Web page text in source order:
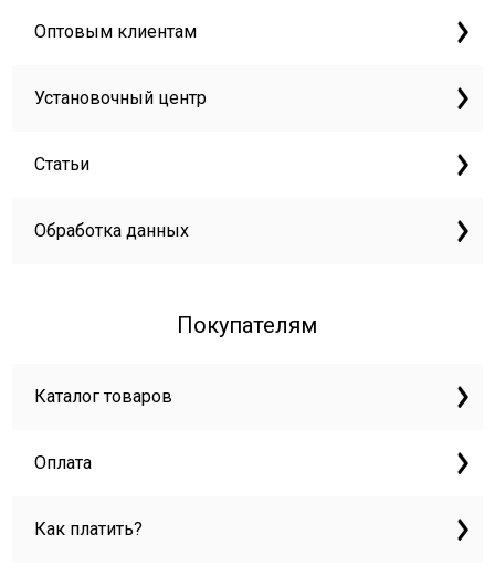
Оптовым клиентам
Установочный центр
Статьи
Обработка данных
Покупателям
Каталог товаров
Оплата
Как платить?